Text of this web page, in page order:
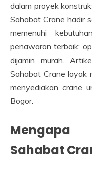
dalam proyek
Sahabat Crane hadir
memenuhi
penawaran terbaik:
dijamin murah.
Sahabat Crane layak
menyediakan crane
Bogor.
Sahabat